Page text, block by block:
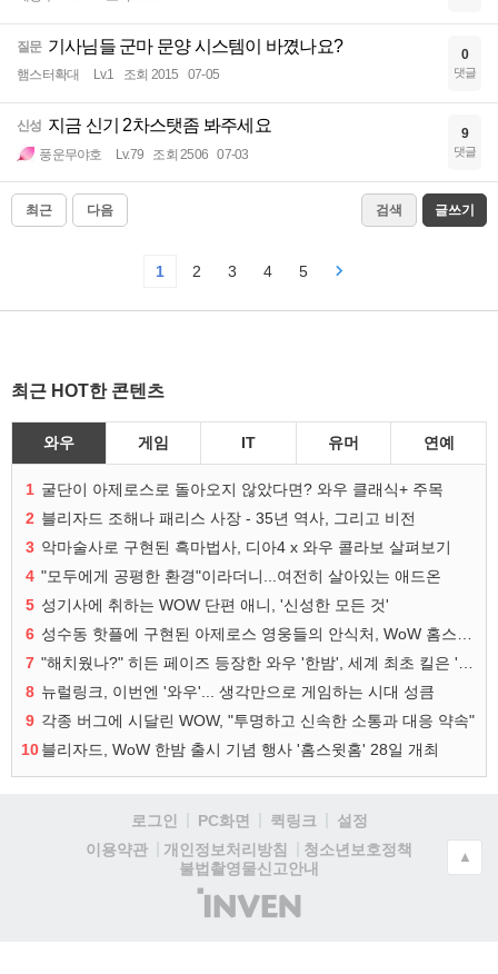
질문 기사님들 군마 문양 시스템이 바꼈나요?
햄스터확대 Lv.1 조회 2015 07-05
0
댓글
신성 지금 신기 2차스탯좀 봐주세요
풍운무야호 Lv.79 조회 2506 07-03
9
댓글
최근 다음 검색 글쓰기
1 2 3 4 5
최근 HOT한 콘텐츠
와우 게임 IT 유머 연예
1 굴단이 아제로스로 돌아오지 않았다면? 와우 클래식+ 주목
2 블리자드 조해나 패리스 사장 - 35년 역사, 그리고 비전
3 악마술사로 구현된 흑마법사, 디아4 x 와우 콜라보 살펴보기
4 "모두에게 공평한 환경"이라더니...여전히 살아있는 애드온
5 성기사에 취하는 WOW 단편 애니, '신성한 모든 것'
6
7
8 뉴럴링크, 이번엔 '와우'... 생각만으로 게임하는 시대 성큼
9 각종 버그에 시달린 WOW, "투명하고 신속한 소통과 대응 약속"
10블리자드, WoW 한밤 출시 기념 행사 '홈스윗홈' 28일 개최
로그인 PC화면 퀵링크
설정
이용약관
개인정보처리방침
청소년보호정책
불법촬영물신고안내
(주)
인
▲